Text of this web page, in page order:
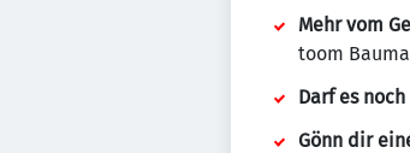
Mehr vom
toom
Darf es
Gönn dir